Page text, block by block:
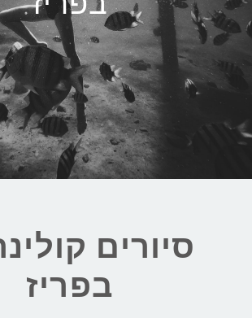
סיורים
בפריז